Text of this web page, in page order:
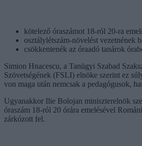
kötelező óraszámot 18-ról 20-ra
osztálylétszám-növelést vezetnének
csökkentenék az óraadó tanárok
Simion Hnacescu, a Tanügyi Szabad
Szövetségének (FSLI) elnöke szerint ez
von maga után nemcsak a pedagógusok,
Ugyanakkor Ilie Bolojan miniszterelnök
óraszám 18-ról 20 órára emelésével
zárkózott fel.